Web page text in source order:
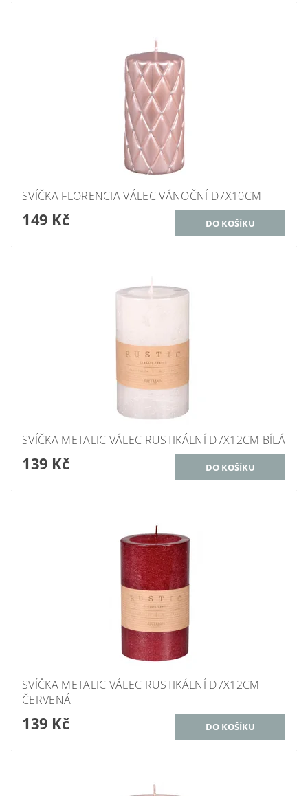
SVÍČKA FLORENCIA VÁLEC VÁNOČNÍ D7X10CM
149 Kč
SVÍČKA METALIC VÁLEC RUSTIKÁLNÍ D7X12CM BÍLÁ
139 Kč
SVÍČKA METALIC VÁLEC RUSTIKÁLNÍ D7X12CM
ČERVENÁ
139 Kč